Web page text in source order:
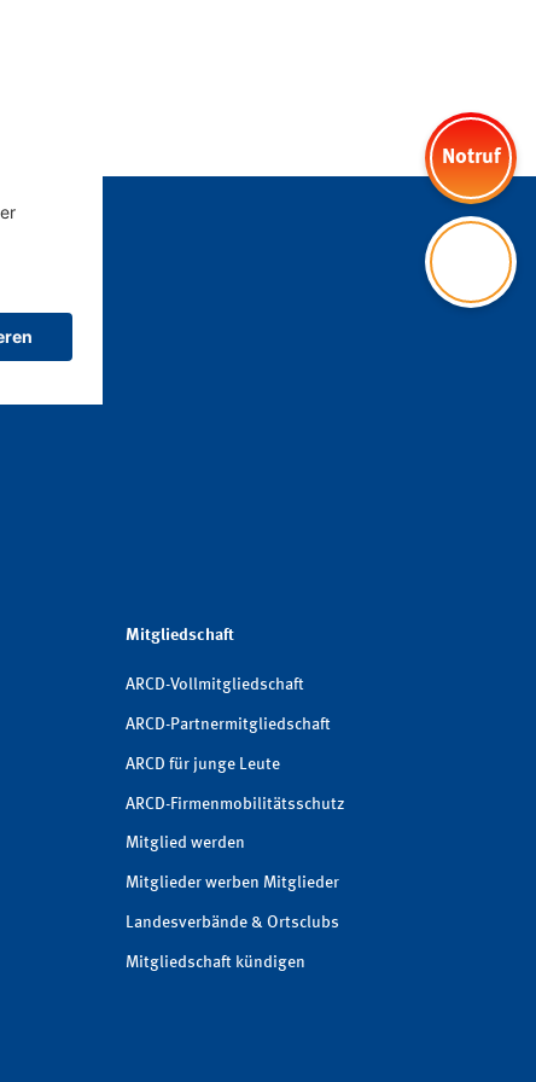
Mitgliedschaft
ARCD-Vollmitgliedschaft
ARCD-Partnermitgliedschaft
ARCD für junge Leute
ARCD-Firmenmobilitätsschutz
Mitglied werden
Mitglieder werben Mitglieder
Landesverbände & Ortsclubs
Mitgliedschaft kündigen
Notruf
Kontakt